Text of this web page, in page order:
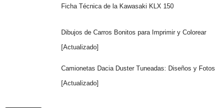
Ficha Técnica de la Kawasaki KLX 150
Dibujos de Carros Bonitos para Imprimir y Colorear
[Actualizado]
Camionetas Dacia Duster Tuneadas: Diseños y Fotos
[Actualizado]